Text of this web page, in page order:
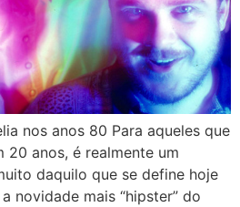
nos anos 80 Para aqueles que
20 anos, é realmente um
daquilo que se define hoje
novidade mais “hipster” do